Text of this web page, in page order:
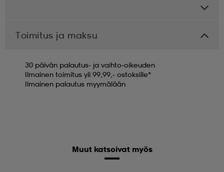
Toimitus ja maksu
30 päivän palautus- ja vaihto-oikeuden
Ilmainen toimitus yli 99,99,- ostoksille*
Ilmainen palautus myymälään
Muut katsoivat myös